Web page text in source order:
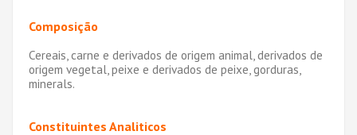
Composição
Cereais, carne e derivados de origem animal, derivados de
origem vegetal, peixe e derivados de peixe, gorduras,
minerals.
Constituintes Analiticos